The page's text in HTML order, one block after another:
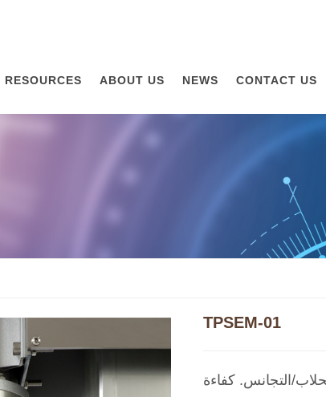
RESOURCES ABOUT US NEWS CONTACT US
TPSEM-01
التجانس. كفاءة